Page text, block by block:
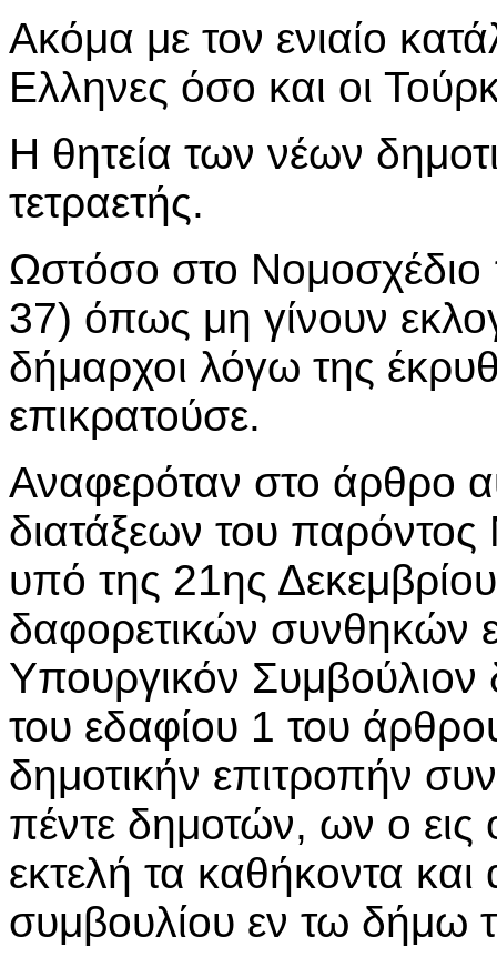
Ακόμα με τον ενιαίο
Ελληνες όσο και οι
Η θητεία των νέων
τετραετής.
Ωστόσο στο Νομοσχέδιο
37) όπως μη γίνουν
δήμαρχοι λόγω της
επικρατούσε.
Αναφερόταν στο άρθρο
διατάξεων του
υπό της 21ης
δαφορετικών συνθηκών
Υπουργικόν Συμβούλιον
του εδαφίου 1 του
δημοτικήν επιτροπήν
πέντε δημοτών, ων ο
εκτελή τα καθήκοντα
συμβουλίου εν τω δήμω